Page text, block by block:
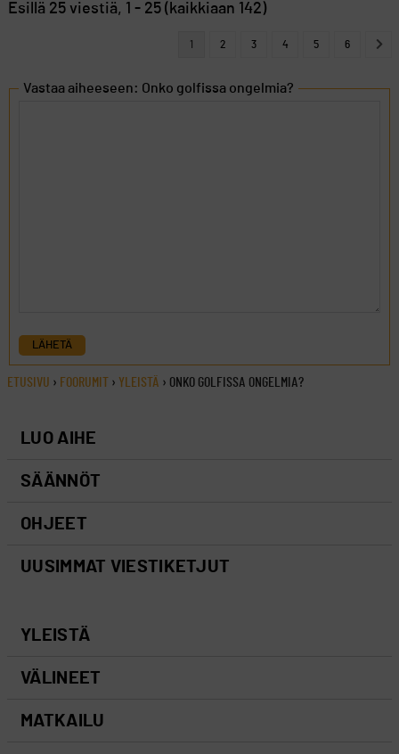
Esillä 25 viestiä, 1 - 25 (kaikkiaan 142)
1 2 3 4 5 6
Vastaa aiheeseen: Onko golfissa ongelmia?
LÄHETÄ
ETUSIVU › FOORUMIT › YLEISTÄ › ONKO GOLFISSA ONGELMIA?
LUO AIHE
SÄÄNNÖT
OHJEET
UUSIMMAT VIESTIKETJUT
YLEISTÄ
VÄLINEET
MATKAILU